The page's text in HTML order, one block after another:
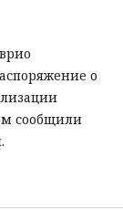
о
сообщили